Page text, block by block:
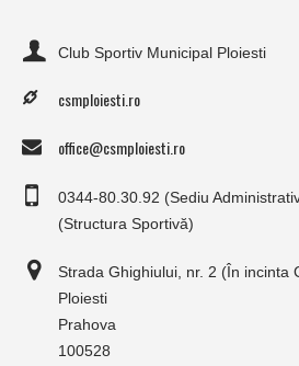
Club Sportiv Municipal Ploiesti
csmploiesti.ro
office@csmploiesti.ro
0344-80.30.92 (Sediu
(Structura Sportivă)
Strada Ghighiului, nr. 2 (În incinta
Ploiesti
Prahova
100528